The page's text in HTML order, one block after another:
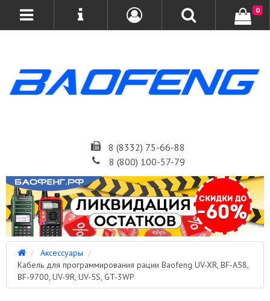
8 (8332) 75-66-88
8 (800) 100-57-79
0
Аксессуары
Кабель для программирования рации Baofeng UV-XR, BF-A58,
BF-9700, UV-9R, UV-5S, GT-3WP